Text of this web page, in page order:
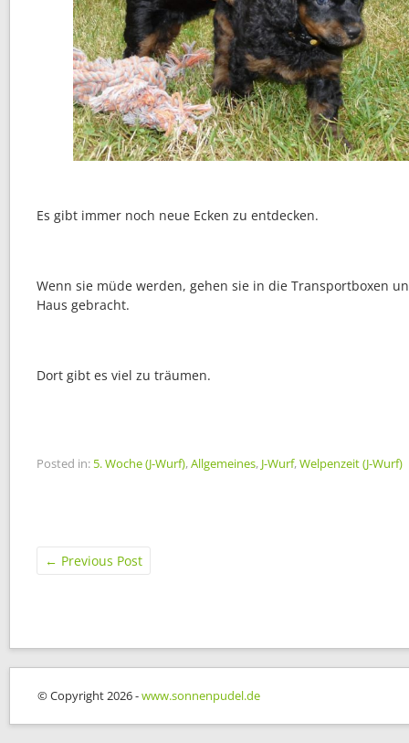
Es gibt immer noch neue Ecken zu entdecken.
Wenn sie müde werden, gehen sie in die Transportboxen
Haus gebracht.
Dort gibt es viel zu träumen.
Posted in: 5. Woche (J-Wurf),Allgemeines, J-Wurf,Welpenzeit (J-Wurf)
← Previous Post
© Copyright 2026 -www.sonnenpudel.de